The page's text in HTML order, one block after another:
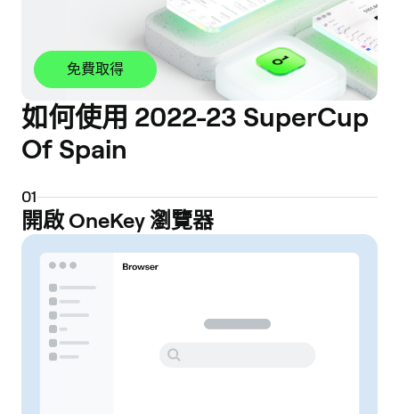
免費取得
如何使用 2022-23 SuperCup
Of Spain
01
開啟 OneKey 瀏覽器